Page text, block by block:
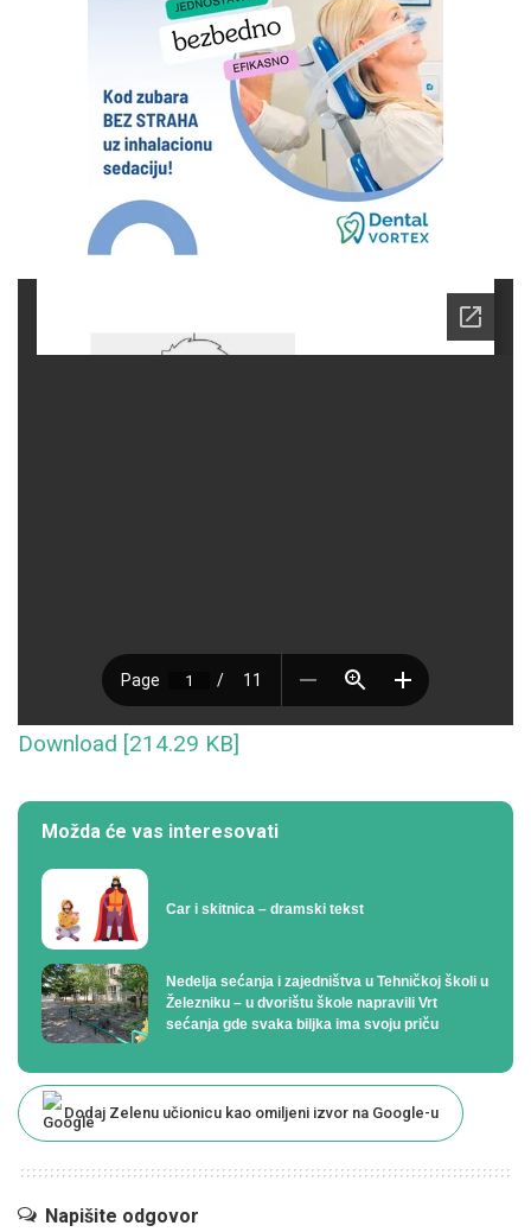
Download [214.29 KB]
Možda će vas interesovati
Car i skitnica – dramski tekst
Nedelja sećanja i zajedništva u Tehničkoj školi u
Železniku – u dvorištu škole napravili Vrt
sećanja gde svaka biljka ima svoju priču
Dodaj Zelenu učionicu kao omiljeni izvor na Google-u
Napišite odgovor